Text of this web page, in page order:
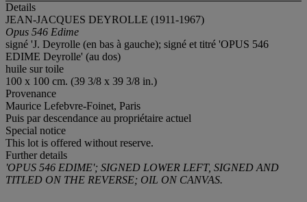
Details
JEAN-JACQUES DEYROLLE (1911-1967)
Opus 546 Edime
signé 'J. Deyrolle (en bas à gauche); signé et titré 'OPUS 546
EDIME Deyrolle' (au dos)
huile sur toile
100 x 100 cm. (39 3/8 x 39 3/8 in.)
Provenance
Maurice Lefebvre-Foinet, Paris
Puis par descendance au propriétaire actuel
Special notice
This lot is offered without reserve.
Further details
'OPUS 546 EDIME'; SIGNED LOWER LEFT, SIGNED AND
TITLED ON THE REVERSE; OIL ON CANVAS.